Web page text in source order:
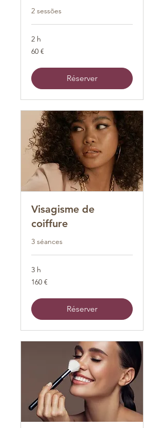
2 sessões
2 h
60
euros
60 €
Réserver
Visagisme de
coiffure
3 séances
3 h
160
euros
160 €
Réserver